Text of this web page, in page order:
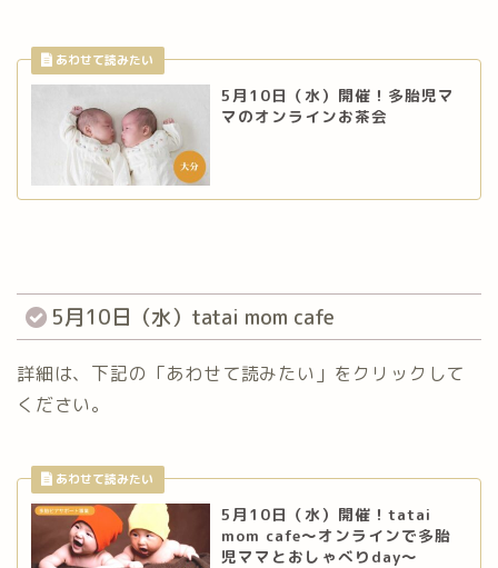
5月10日（水）開催！多胎児マ
マのオンラインお茶会
5月10日（水）tatai mom cafe
詳細は、下記の「あわせて読みたい」をクリックして
ください。
5月10日（水）開催！tatai
mom cafe～オンラインで多胎
児ママとおしゃべりday～